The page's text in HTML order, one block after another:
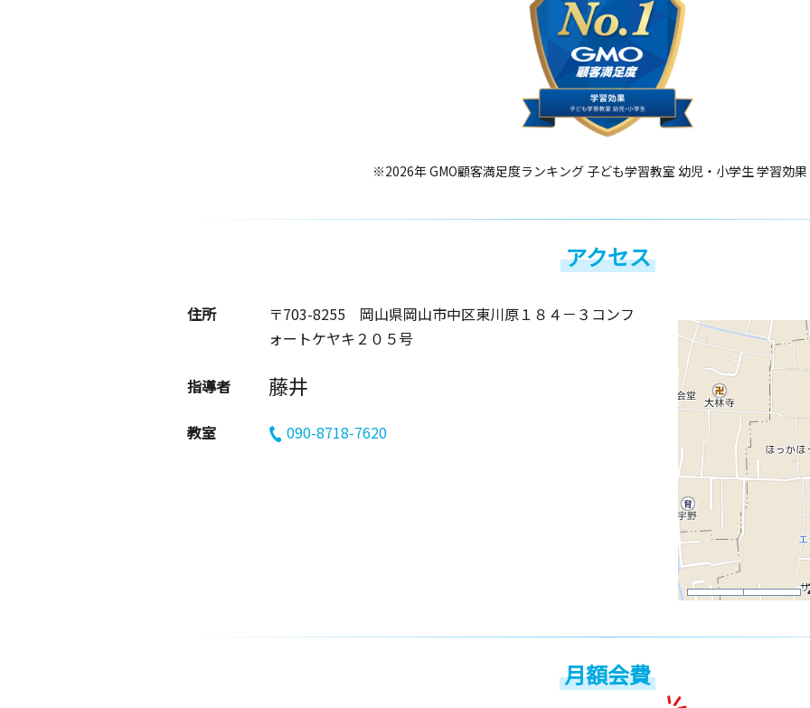
※2026年 GMO顧客満足度ランキング 子ども学習教室 幼児・小学生 学習効
アクセス
住所 〒703-8255 岡山県岡山市中区東川原１８４－３コンフ
ォートケヤキ２０５号
指導者 藤井
教室 090-8718-7620
月額会費